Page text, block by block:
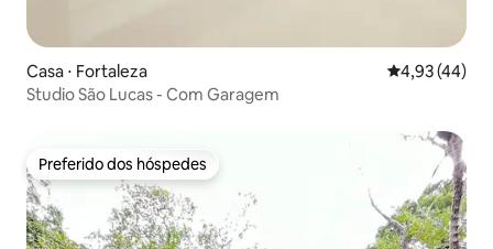
Casa ⋅ Fortaleza 4,93 de uma
4,93 (44)
Studio São Lucas - Com Garagem
Preferido dos hóspedes
Preferido dos hóspedes